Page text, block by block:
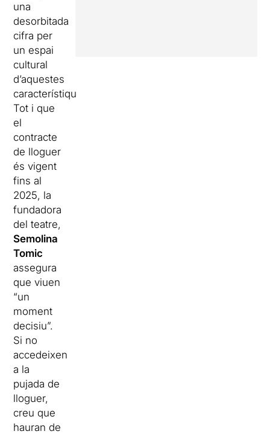
una
desorbitada
cifra per
un espai
cultural
d’aquestes
característiques.
Tot i que
el
contracte
de lloguer
és vigent
fins al
2025, la
fundadora
del teatre,
Semolina
Tomic
assegura
que viuen
“un
moment
decisiu”.
Si no
accedeixen
a la
pujada de
lloguer,
creu que
hauran de